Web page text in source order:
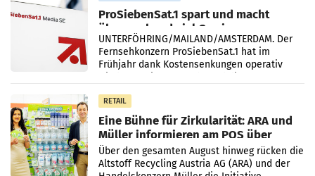
ProSiebenSat.1 spart und macht
überraschend viel Gewinn
UNTERFÖHRING/MAILAND/AMSTERDAM. Der
Fernsehkonzern ProSiebenSat.1 hat im
Frühjahr dank Kostensenkungen operativ
RETAIL
Eine Bühne für Zirkularität: ARA und
Müller informieren am POS über
Kreislauffähigkeit
Über den gesamten August hinweg rücken die
Altstoff Recycling Austria AG (ARA) und der